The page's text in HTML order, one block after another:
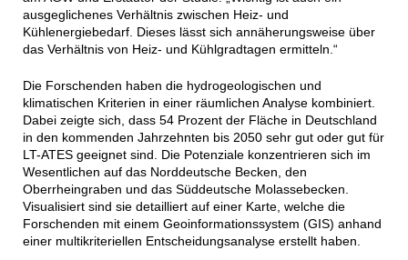
ausgeglichenes Verhältnis zwischen Heiz- und
Kühlenergiebedarf. Dieses lässt sich annäherungsweise über
das Verhältnis von Heiz- und Kühlgradtagen ermitteln.“
Die Forschenden haben die hydrogeologischen und
klimatischen Kriterien in einer räumlichen Analyse kombiniert.
Dabei zeigte sich, dass 54 Prozent der Fläche in Deutschland
in den kommenden Jahrzehnten bis 2050 sehr gut oder gut für
LT-ATES geeignet sind. Die Potenziale konzentrieren sich im
Wesentlichen auf das Norddeutsche Becken, den
Oberrheingraben und das Süddeutsche Molassebecken.
Visualisiert sind sie detailliert auf einer Karte, welche die
Forschenden mit einem Geoinformationssystem (GIS) anhand
einer multikriteriellen Entscheidungsanalyse erstellt haben.